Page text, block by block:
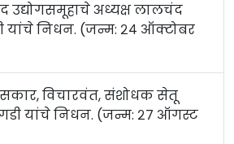
उद्योगसमूहाचे अध्यक्ष लालचंद
यांचे निधन. (जन्म: २४ ऑक्टोबर
विचारवंत, संशोधक सेतू
यांचे निधन. (जन्म: २७ ऑगस्ट